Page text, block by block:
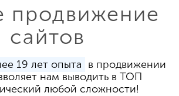
продвижение
сайтов
19 лет опыта в продвижении
нам выводить в ТОП
любой сложности!